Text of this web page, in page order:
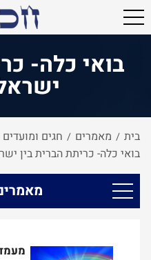
בואי כלה-
בית / מאמרים / חגים ומועדים
בואי כלה- כריתת הברית בין